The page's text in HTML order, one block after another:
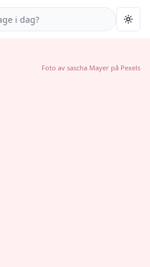
Foto av sascha Mayer på Pexels